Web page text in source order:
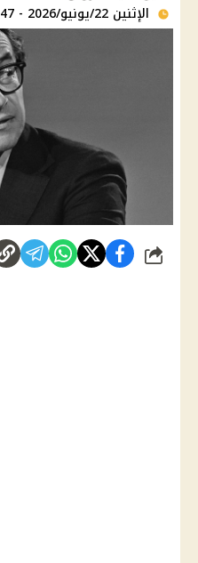
الإثنين 22/يونيو/2026 - 05:47 م
شارك